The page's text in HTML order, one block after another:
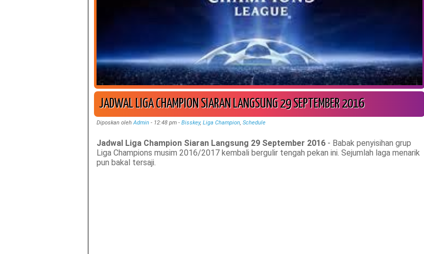
JADWAL LIGA CHAMPION SIARAN LANGSUNG 29 SEPTEMBER 2016
Diposkan olehAdmin -12:48 pm - Bisskey, Liga Champion, Schedule
Jadwal Liga Champion Siaran Langsung 29 September 2016- Babak penyisihan grup
Liga Champions musim 2016/2017 kembali bergulir tengah pekan ini. Sejumlah laga menarik
pun bakal tersaji.